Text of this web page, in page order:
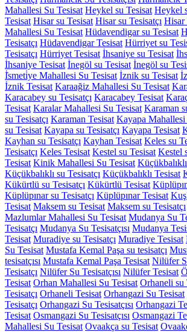
Mahallesi Su Tesisat Heykel su Tesisat Heykel
Tesisat Hisar su Tesisat Hisar su Tesisatçı Hisar
Mahallesi Su Tesisat Hüdavendigar su Tesisat
Tesisatçı Hüdavendigar Tesisat Hürriyet su
Tesisatçı Hürriyet Tesisat İhsaniye su Tesisat
İhsaniye Tesisat İnegöl su Tesisat İnegöl su
İ̇smeti̇ye Mahallesi Su Tesisat İznik su Tesisat
İznik Tesisat Karaağiz Mahallesi Su Tesisat
Karacabey su Tesisatçı Karacabey Tesisat
Tesisat Karalar Mahallesi Su Tesisat Karaman
su Tesisatçı Karaman Tesisat Kayapa Mahallesi
su Tesisat Kayapa su Tesisatçı Kayapa Tesisat
Kayhan su Tesisatçı Kayhan Tesisat Keles su
Tesisatçı Keles Tesisat Kestel su Tesisat Kestel
Tesisat Kinik Mahallesi Su Tesisat
Küçükbalıklı su Tesisatçı Küçükbalıklı Tesisat
Kükürtlü su Tesisatçı Kükürtlü Tesisat
Küplüpınar su Tesisatçı Küplüpınar Tesisat
Tesisat Maksem su Tesisat Maksem su Tesisatçı
Mazlumlar Mahallesi Su Tesisat Mudanya Su
Tesisatçı Mudanya Su Tesisatçısı Mudanya
Tesisat Muradiye su Tesisatçı Muradiye Tesisat
Su Tesisat Mustafa Kemal Paşa su tesisatçı
tesisatçısı Mustafa Kemal Paşa Tesisat Nilüfer
Tesisatçı Nilüfer Su Tesisatçısı Nilüfer Tesisat
Tesisat Orhan Mahallesi Su Tesisat Orhaneli su
Tesisatçı Orhaneli Tesisat Orhangazi Su Tesisat
Tesisatçı Orhangazi Su Tesisatçısı Orhangazi
Tesisat Osmangazi Su Tesisatçısı Osmangazi
Mahallesi Su Tesisat Ovaakça su Tesisat